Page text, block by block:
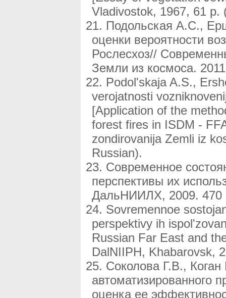
Vladivostok, 1967, 61 p.
Подольская А.С.,
оценки вероятности
Рослесхоз//
Земли из космоса.
Podol'skaja A.S.,
verojatnosti
[Application of the
forest fires in ISDM -
zondirovanija Zemli iz
Russian).
Современное
перспективы их
ДальНИИЛХ, 2009. 470
Sovremennoe
perspektivy ih
Russian Far East and
DalNIIPH, Khabarovsk,
Соколова Г.В.,
автоматизированного
оценка ее